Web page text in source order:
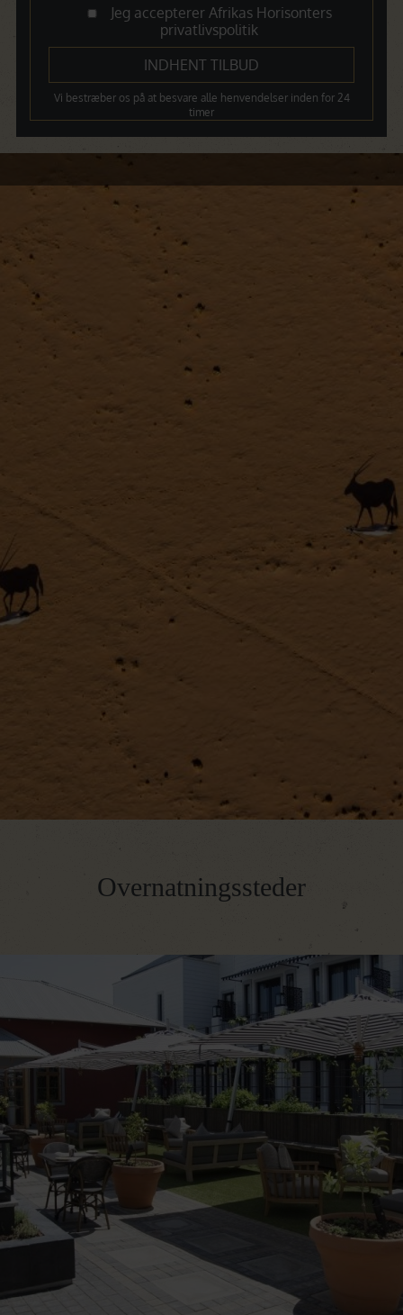
Jeg accepterer Afrikas Horisonters
privatlivspolitik
Vi bestræber os på at besvare alle henvendelser inden for 24
timer
Dagsprogram
Dag 1 – Afrejse fra Danmark
Dag 2 – Ankomst i Windhoek
Dag 3 – Kalahari ørkenen
Dag 4 – Kalahari ørkenen
Dag 7 & 8 – Swakopmund
Dag 10 & 11 – Etosha
Dag 13 – Hjemrejse
Dag 14 – Ankomst i Danmark
Overnatningssteder